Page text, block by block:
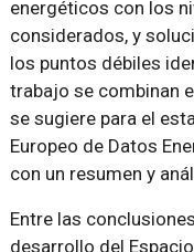
energéticos con los
considerados, y
los puntos débiles
trabajo se combinan
se sugiere para el
Europeo de Datos
con un resumen y
Entre las
desarrollo del